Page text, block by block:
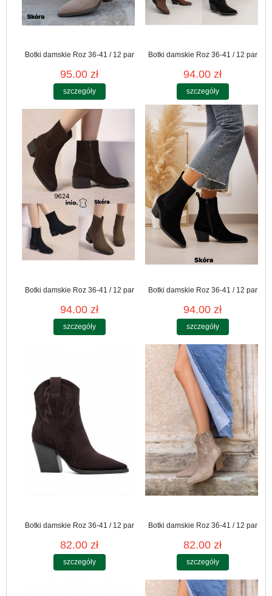
Botki damskie Roz 36-41 / 12 par
95.00 zł
szczegóły
Botki damskie Roz 36-41 / 12 par
94.00 zł
szczegóły
Botki damskie Roz 36-41 / 12 par
94.00 zł
szczegóły
Botki damskie Roz 36-41 / 12 par
94.00 zł
szczegóły
Botki damskie Roz 36-41 / 12 par
82.00 zł
szczegóły
Botki damskie Roz 36-41 / 12 par
82.00 zł
szczegóły